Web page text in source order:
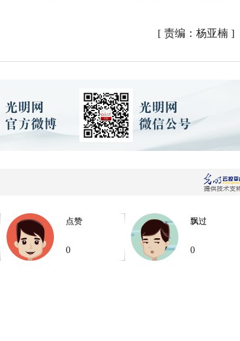
[ 责编：杨亚楠 ]
点赞
0
飘过
0